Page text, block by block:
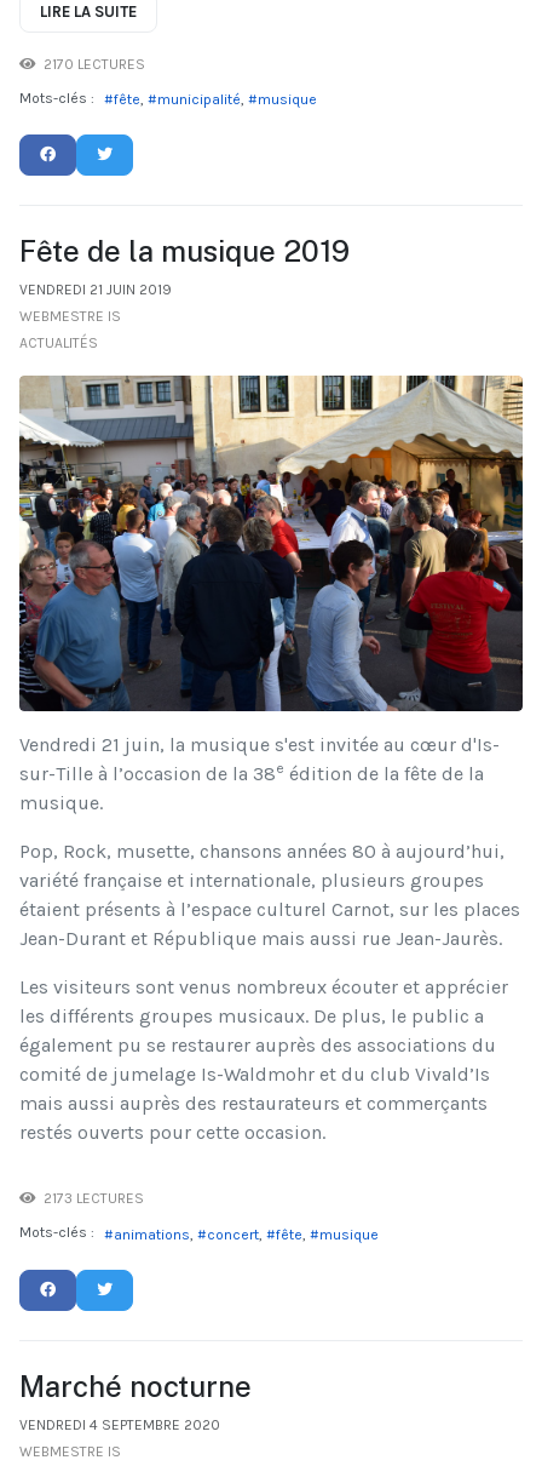
LIRE LA SUITE
2170 LECTURES
Mots-clés :
fête municipalité musique
Fête de la musique 2019
VENDREDI 21 JUIN 2019
WEBMESTRE IS
ACTUALITÉS
Vendredi 21 juin, la musique s'est invitée au cœur d'Is-
sur-Tille à l’occasion de la 38e édition de la fête de la
musique.
Pop, Rock, musette, chansons années 80 à aujourd’hui,
variété française et internationale, plusieurs groupes
étaient présents à l’espace culturel Carnot, sur les places
Jean-Durant et République mais aussi rue Jean-Jaurès.
Les visiteurs sont venus nombreux écouter et apprécier
les différents groupes musicaux. De plus, le public a
également pu se restaurer auprès des associations du
comité de jumelage Is-Waldmohr et du club Vivald’Is
mais aussi auprès des restaurateurs et commerçants
restés ouverts pour cette occasion.
2173 LECTURES
Mots-clés :
animations concert fête musique
Marché nocturne
VENDREDI 4 SEPTEMBRE 2020
WEBMESTRE IS